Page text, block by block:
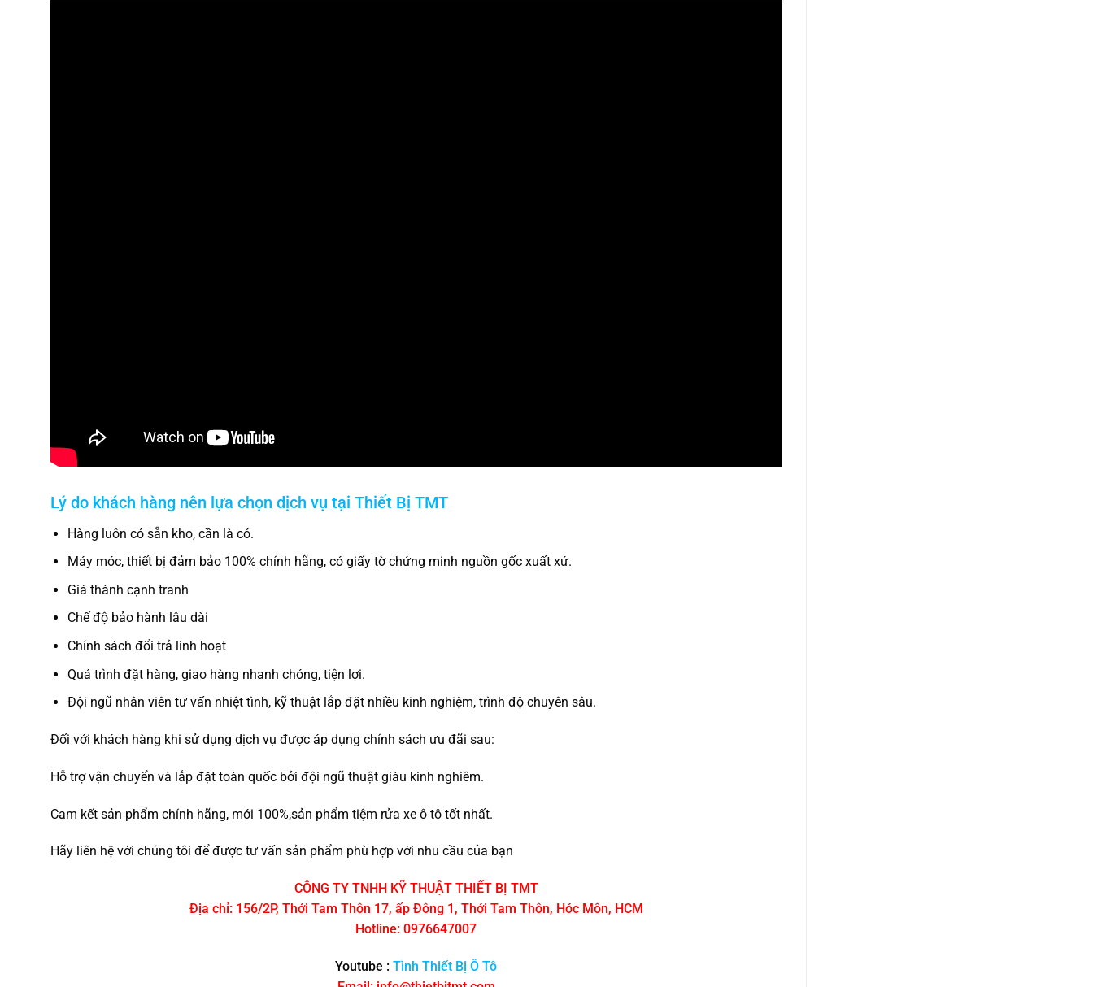
Lý do khách hàng nên lựa chọn dịch vụ tại Thiết Bị TMT
Hàng luôn có sẵn kho, cần là có.
Máy móc, thiết bị đảm bảo 100% chính hãng, có giấy tờ chứng minh nguồn gốc xuất xứ.
Giá thành cạnh tranh
Chế độ bảo hành lâu dài
Chính sách đổi trả linh hoạt
Quá trình đặt hàng, giao hàng nhanh chóng, tiện lợi.
Đội ngũ nhân viên tư vấn nhiệt tình, kỹ thuật lắp đặt nhiều kinh nghiệm, trình độ chuyên sâu.
Đối với khách hàng khi sử dụng dịch vụ được áp dụng chính sách ưu đãi sau:
Hỗ trợ vận chuyển và lắp đặt toàn quốc bởi đội ngũ thuật giàu kinh nghiêm.
Cam kết sản phẩm chính hãng, mới 100%,sản phẩm tiệm rửa xe ô tô tốt nhất.
Hãy liên hệ với chúng tôi để được tư vấn sản phẩm phù hợp với nhu cầu của bạn
CÔNG TY TNHH KỸ THUẬT THIẾT BỊ TMT
Địa chỉ: 156/2P, Thới Tam Thôn 17, ấp Đông 1, Thới Tam Thôn, Hóc Môn, HCM
Hotline: 0976647007
Youtube : Tình Thiết Bị Ô Tô